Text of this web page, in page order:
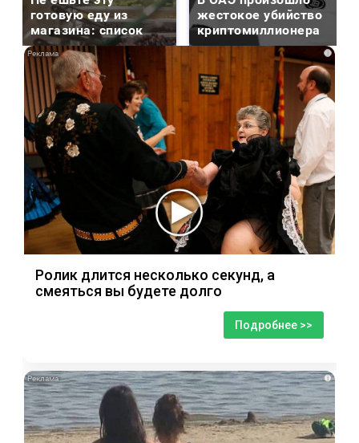
готовую еду из
магазина: список
жестокое убийство
криптомиллионера
i
Ролик длится несколько секунд, а
смеяться вы будете долго
Подробнее >>
i